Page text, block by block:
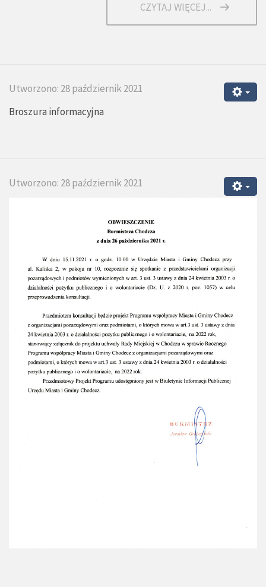
CZYTAJ WIĘCEJ...
Utworzono: 28 październik 2021
Broszura informacyjna
Utworzono: 28 październik 2021